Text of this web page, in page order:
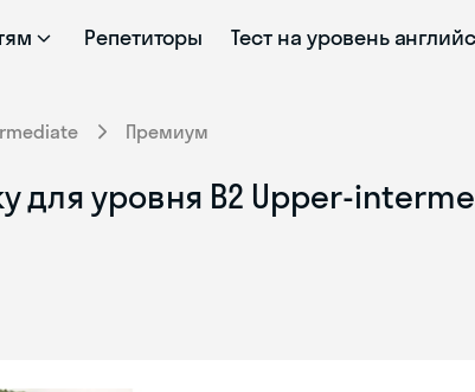
Репетиторы Тест на уровень
Премиум
для уровня B2 Upper-